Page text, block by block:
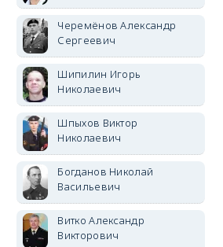
Черемёнов Александр
Сергеевич
Шипилин Игорь
Николаевич
Шпыхов Виктор
Николаевич
Богданов Николай
Васильевич
Витко Александр
Викторович